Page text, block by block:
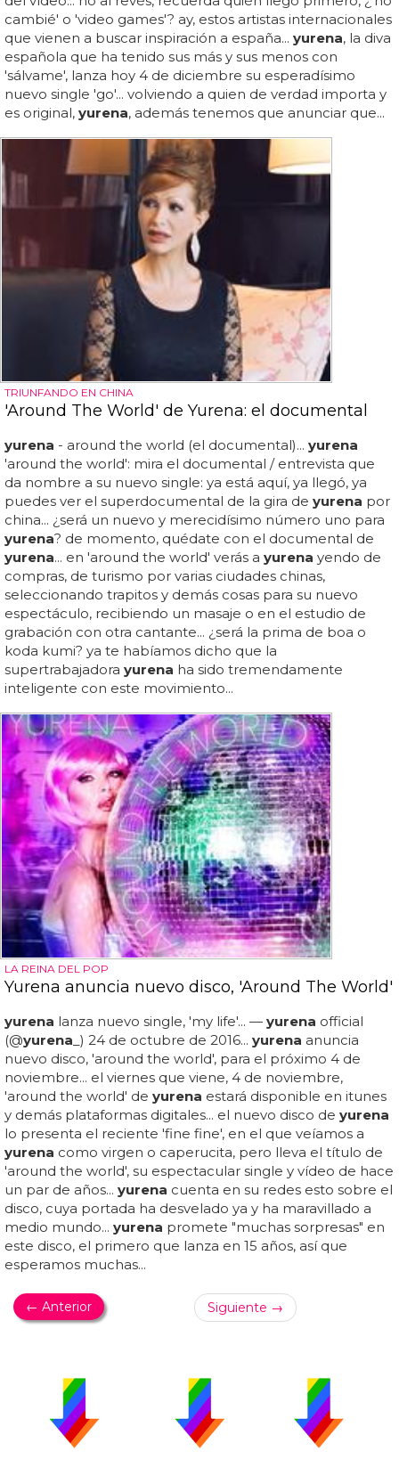
cambié' o 'video games'? ay, estos artistas internacionales
que vienen a buscar inspiración a españa... yurena, la diva
española que ha tenido sus más y sus menos con
'sálvame', lanza hoy 4 de diciembre su esperadísimo
nuevo single 'go'... volviendo a quien de verdad importa y
es original, yurena, además tenemos que anunciar que...
TRIUNFANDO EN CHINA
'Around The World' de Yurena: el documental
yurena - around the world (el documental)... yurena
'around the world': mira el documental / entrevista que
da nombre a su nuevo single: ya está aquí, ya llegó, ya
puedes ver el superdocumental de la gira de yurena por
china... ¿será un nuevo y merecidísimo número uno para
yurena? de momento, quédate con el documental de
yurena... en 'around the world' verás a yurena yendo de
compras, de turismo por varias ciudades chinas,
seleccionando trapitos y demás cosas para su nuevo
espectáculo, recibiendo un masaje o en el estudio de
grabación con otra cantante... ¿será la prima de boa o
koda kumi? ya te habíamos dicho que la
supertrabajadora yurena ha sido tremendamente
inteligente con este movimiento...
LA REINA DEL POP
Yurena anuncia nuevo disco, 'Around The World'
yurena lanza nuevo single, 'my life'... — yurena official
(@yurena _) 24 de octubre de 2016... yurena anuncia
nuevo disco, 'around the world', para el próximo 4 de
noviembre... el viernes que viene, 4 de noviembre,
'around the world' de yurena estará disponible en itunes
y demás plataformas digitales... el nuevo disco de yurena
lo presenta el reciente 'fine fine', en el que veíamos a
yurena como virgen o caperucita, pero lleva el título de
'around the world', su espectacular single y vídeo de hace
un par de años... yurena cuenta en su redes esto sobre el
disco, cuya portada ha desvelado ya y ha maravillado a
medio mundo... yurena promete "muchas sorpresas" en
este disco, el primero que lanza en 15 años, así que
esperamos muchas...
← Anterior Siguiente →